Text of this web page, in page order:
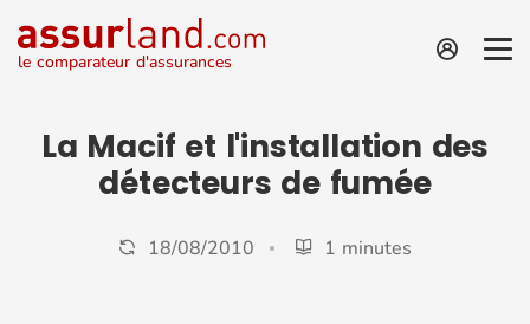
le comparateur d'assurances
La Macif et l'installation des
détecteurs de fumée
18/08/2010 1 minutes